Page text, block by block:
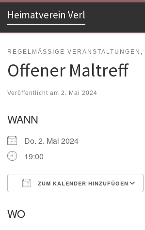
Zum Inhalt springen
Heimatverein Verl
REGELMÄSSIGE VERANSTALTUNGEN,
Offener Maltreff
Veröffentlicht am 2. Mai 2024
WANN
Do. 2. Mai 2024
19:00
ZUM KALENDER HINZUFÜGEN
WO